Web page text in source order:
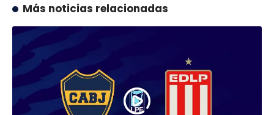
Más noticias relacionadas